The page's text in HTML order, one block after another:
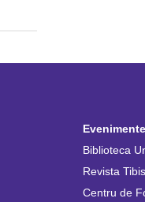
Evenimente
Biblioteca
Revista
Centru de